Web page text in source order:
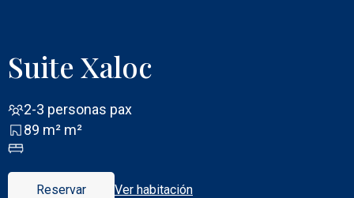
Suite Xaloc
2-3 personas pax
89 m² m²
Reservar Ver habitación